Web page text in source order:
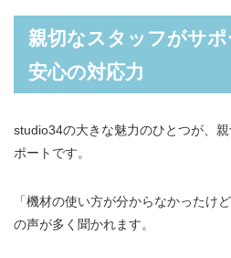
親切なスタッフがサポ
安心の対応力
studio34の大きな魅力のひとつが、
ポートです。
「機材の使い方が分からなかったけ
の声が多く聞かれます。